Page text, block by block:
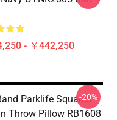
- ￥442,250
Parklife Squares
Throw Pillow RB1608
-20%